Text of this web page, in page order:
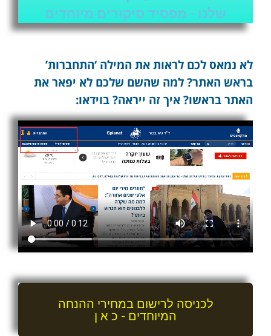
שלנו - מפסיד סיקורים מיוחדים
לא נמאס לכם לראות את המילה ‘התחברות’
בראש האתר? למה שהשם שלכם לא יפאר את
האתר בראשו? איך זה ייראה? בוידאו:
לכניסה לרישום במחירי ההנחה
המיוחדים - כ א ן